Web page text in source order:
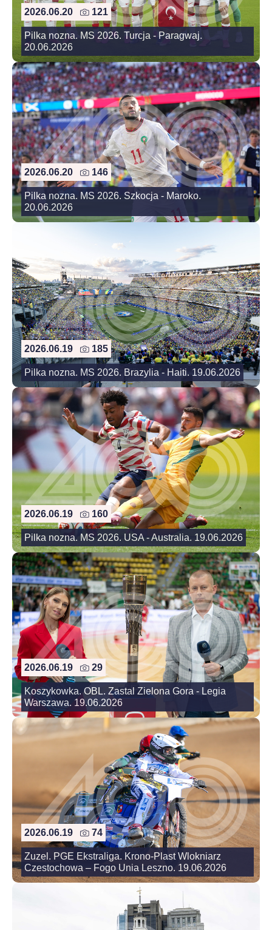
2026.06.20 121
Pilka nozna. MS 2026. Turcja - Paragwaj.
20.06.2026
2026.06.20 146
Pilka nozna. MS 2026. Szkocja - Maroko.
20.06.2026
2026.06.19 185
Pilka nozna. MS 2026. Brazylia - Haiti. 19.06.2026
2026.06.19 160
Pilka nozna. MS 2026. USA - Australia. 19.06.2026
2026.06.19 29
Koszykowka. OBL. Zastal Zielona Gora - Legia
Warszawa. 19.06.2026
2026.06.19 74
Zuzel. PGE Ekstraliga. Krono-Plast Wlokniarz
Czestochowa – Fogo Unia Leszno. 19.06.2026